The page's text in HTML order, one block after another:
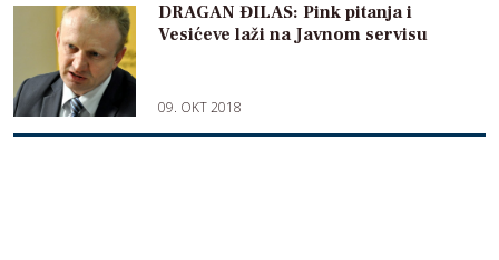
DRAGAN ĐILAS: Pink pitanja i
Vesićeve laži na Javnom servisu
09. OKT 2018